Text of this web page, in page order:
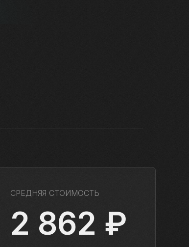
СРЕДНЯЯ СТОИМОСТЬ
2 862 ₽